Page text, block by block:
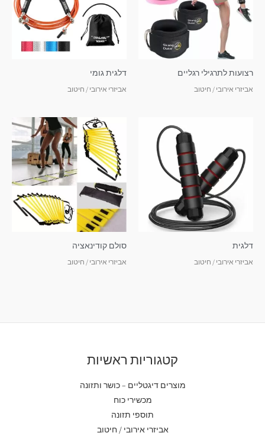
רצועות לתרגילי רגליים
אביזרי אירובי / חיטוב
דלגית גומי
אביזרי אירובי / חיטוב
דלגית
אביזרי אירובי / חיטוב
סולם קודינאציה
אביזרי אירובי / חיטוב
קטגוריות ראשיות
מוצרים דיגטליים – כושר ותזונה
מכשירי כוח
תוספי תזונה
אביזרי אירובי / חיטוב